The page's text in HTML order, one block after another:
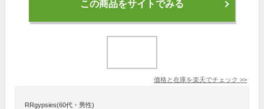
この商品をサイトでみる
価格と在庫を楽天でチェック >>
RRgypsies(60代・男性)